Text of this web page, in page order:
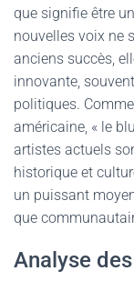
que signifie être
nouvelles voix ne
anciens succès,
innovante,
politiques.
américaine, « le
artistes actuels
historique et
un puissant
que
Analyse